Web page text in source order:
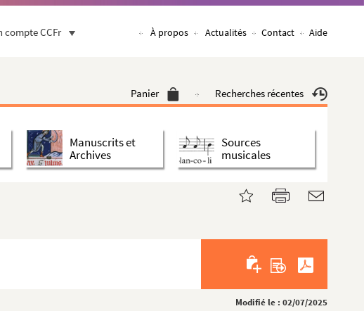
compte CCFr À propos Actualités Contact Aide
Panier Recherches récentes
Manuscrits et
Archives
Sources
musicales
Modifié le : 02/07/2025